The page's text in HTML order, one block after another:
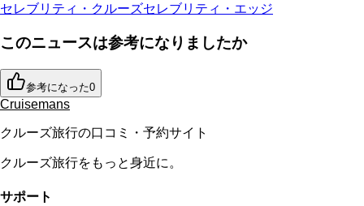
セレブリティ・クルーズセレブリティ・エッジ
このニュースは参考になりましたか
参考になった0
Cruisemans
クルーズ旅行の口コミ・予約サイト
クルーズ旅行をもっと身近に。
サポート